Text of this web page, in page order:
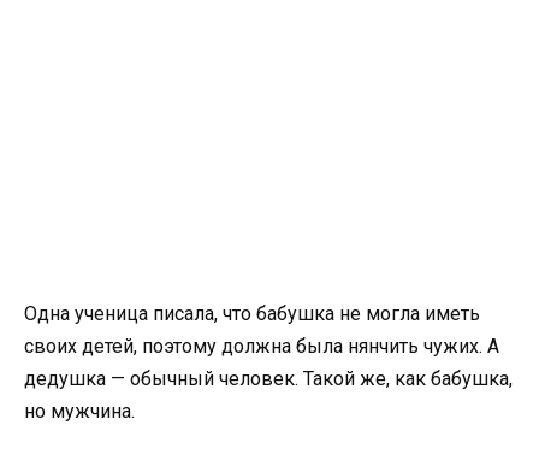
Одна ученица писала, что бабушка не могла иметь
своих детей, поэтому должна была нянчить чужих. А
дедушка — обычный человек. Такой же, как бабушка,
но мужчина.